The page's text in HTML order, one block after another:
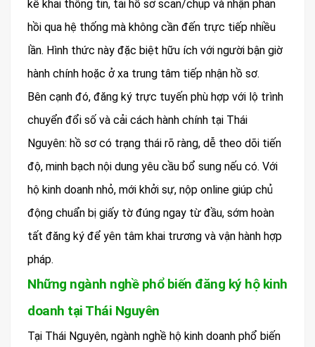
kê khai thông tin, tải hồ sơ scan/chụp và nhận phản
hồi qua hệ thống mà không cần đến trực tiếp nhiều
lần. Hình thức này đặc biệt hữu ích với người bận giờ
hành chính hoặc ở xa trung tâm tiếp nhận hồ sơ.
Bên cạnh đó, đăng ký trực tuyến phù hợp với lộ trình
chuyển đổi số và cải cách hành chính tại Thái
Nguyên: hồ sơ có trạng thái rõ ràng, dễ theo dõi tiến
độ, minh bạch nội dung yêu cầu bổ sung nếu có. Với
hộ kinh doanh nhỏ, mới khởi sự, nộp online giúp chủ
động chuẩn bị giấy tờ đúng ngay từ đầu, sớm hoàn
tất đăng ký để yên tâm khai trương và vận hành hợp
pháp.
Những ngành nghề phổ biến đăng ký hộ kinh
doanh tại Thái Nguyên
Tại Thái Nguyên, ngành nghề hộ kinh doanh phổ biến